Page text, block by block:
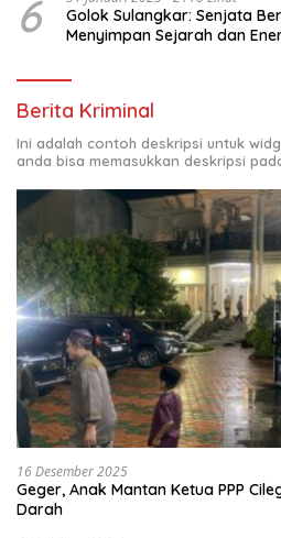
6
Golok Sulangkar: Senjata
Menyimpan Sejarah dan
Berita Kriminal
Ini adalah contoh deskripsi untuk
anda bisa memasukkan deskripsi
16 Desember 2025
Geger, Anak Mantan Ketua PPP
Darah